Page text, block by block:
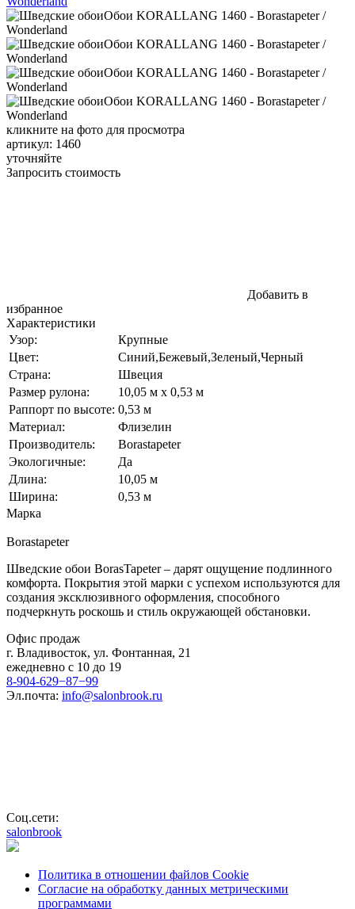
кликните на фото для просмотра
артикул: 1460
уточняйте
Запросить стоимость
Добавить в
избранное
Характеристики
Узор:
Крупные
Цвет:
Синий,Бежевый,Зеленый,Черный
Страна:
Швеция
Размер рулона:
10,05 м x 0,53 м
Раппорт по высоте: 0,53 м
Материал:
Флизелин
Производитель:
Borastapeter
Экологичные:
Да
Длина:
10,05 м
Ширина:
0,53 м
Марка
Borastapeter
Шведские обои BorasTapeter – дарят ощущение подлинного
комфорта. Покрытия этой марки с успехом используются для
создания эксклюзивного оформления, способного
подчеркнуть роскошь и стиль окружающей обстановки.
Офис продаж
г. Владивосток, ул. Фонтанная, 21
ежедневно с 10 до 19
8-904-629−87−99
Эл.почта: info@salonbrook.ru
Соц.сети:
salonbrook
Политика в отношении файлов Cookie
Согласие на обработку данных метрическими
программами